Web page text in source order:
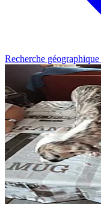
Recherche géographique